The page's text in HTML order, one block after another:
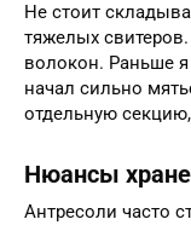
Не стоит
тяжелых
волокон. Раньше
начал сильно
отдельную
Нюансы
Антресоли часто